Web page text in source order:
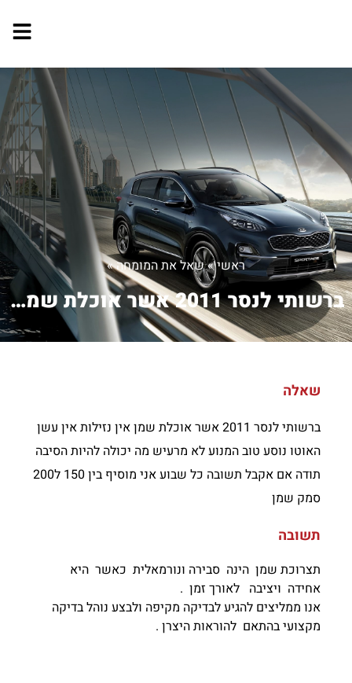
ראשי»שאל את המומחה»
ברשותי לנסר 2011 אשר אוכלת שמן אין נז...
שאלה
ברשותי לנסר 2011 אשר אוכלת שמן אין נזילות אין עשן
האוטו נוסע טוב המנוע לא מרעיש מה יכולה להיות הסיבה
תודה אם אקבל תשובה כל שבוע אני מוסיף בין 150 ל200
סמק שמן
תשובה
תצרוכת שמן הינה סבירה ונורמאלית כאשר היא
אחידה ויציבה לאורך זמן .
אנו ממליצים להגיע לבדיקה מקיפה ולבצע נוהל בדיקה
מקצועי בהתאם להוראות היצרן .